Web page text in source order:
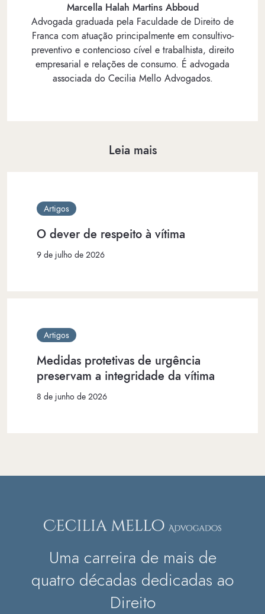
Marcella Halah Martins Abboud
Advogada graduada pela Faculdade de Direito de
Franca com atuação principalmente em consultivo-
preventivo e contencioso cível e trabalhista, direito
empresarial e relações de consumo. É advogada
associada do Cecilia Mello Advogados.
Leia mais
Artigos
O dever de respeito à vítima
9 de julho de 2026
Artigos
Medidas protetivas de urgência
preservam a integridade da vítima
8 de junho de 2026
Uma carreira de mais de
quatro décadas dedicadas ao
Direito